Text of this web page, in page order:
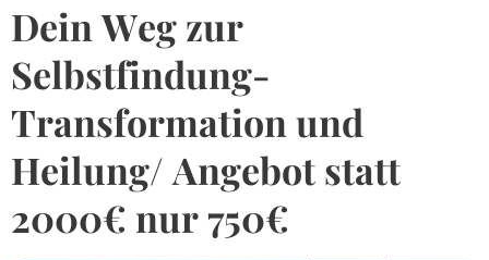
Dein Weg zur
Selbstfindung-
Transformation und
Heilung/ Angebot statt
2000€ nur 750€